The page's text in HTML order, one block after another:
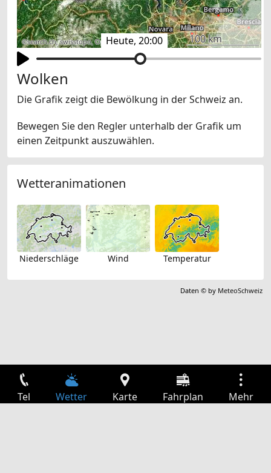
Heute, 20:00
©search.ch,swisstopo,OpenStreetMap,others 100 km
Wolken
Die Grafik zeigt die Bewölkung in der Schweiz an.
Bewegen Sie den Regler unterhalb der Grafik um
einen Zeitpunkt auszuwählen.
Wetteranimationen
Niederschläge Wind Temperatur
Daten © by MeteoSchweiz
Tel Wetter Karte Fahrplan Mehr